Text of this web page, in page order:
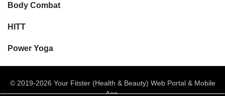
Body Combat
HITT
Power Yoga
© 2019-2026 Your Fitster (Health & Beauty) Web Portal & Mobile